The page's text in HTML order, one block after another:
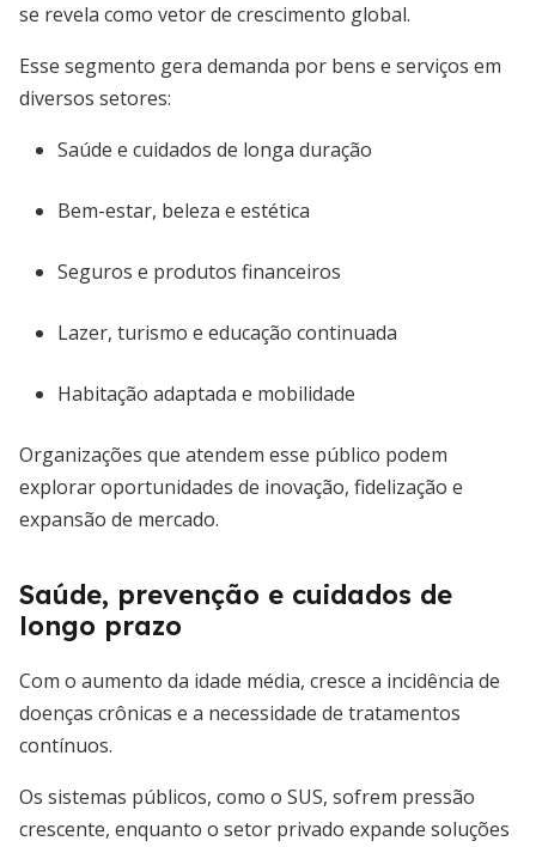
se revela como vetor de crescimento global.
Esse segmento gera demanda por bens e serviços em
diversos setores:
Saúde e cuidados de longa duração
Bem-estar, beleza e estética
Seguros e produtos financeiros
Lazer, turismo e educação continuada
Habitação adaptada e mobilidade
Organizações que atendem esse público podem
explorar oportunidades de inovação, fidelização e
expansão de mercado.
Saúde, prevenção e cuidados de
longo prazo
Com o aumento da idade média, cresce a incidência de
doenças crônicas e a necessidade de tratamentos
contínuos.
Os sistemas públicos, como o SUS, sofrem pressão
crescente, enquanto o setor privado expande soluções